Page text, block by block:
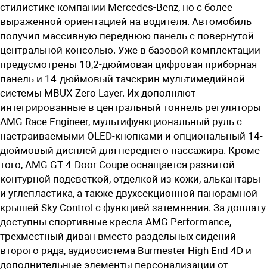
стилистике компании Mercedes-Benz, но с более
выраженной ориентацией на водителя. Автомобиль
получил массивную переднюю панель с повернутой
центральной консолью. Уже в базовой комплектации
предусмотрены 10,2-дюймовая цифровая приборная
панель и 14-дюймовый тачскрин мультимедийной
системы MBUX Zero Layer. Их дополняют
интегрированные в центральный тоннель регуляторы
AMG Race Engineer, мультифункциональный руль с
настраиваемыми OLED-кнопками и опциональный 14-
дюймовый дисплей для переднего пассажира. Кроме
того, AMG GT 4-Door Coupe оснащается развитой
контурной подсветкой, отделкой из кожи, алькантары
и углепластика, а также двухсекционной панорамной
крышей Sky Control с функцией затемнения. За доплату
доступны спортивные кресла AMG Performance,
трехместный диван вместо раздельных сидений
второго ряда, аудиосистема Burmester High End 4D и
дополнительные элементы персонализации от